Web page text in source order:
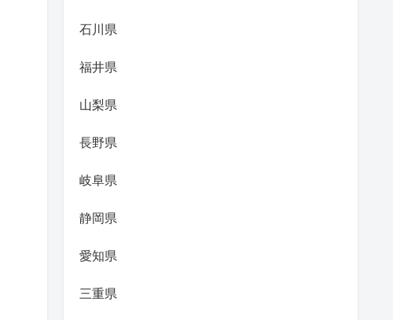
石川県
福井県
山梨県
長野県
岐阜県
静岡県
愛知県
三重県